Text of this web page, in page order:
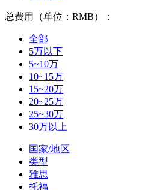
总费用（单位：RMB）：
全部
5万以下
5~10万
10~15万
15~20万
20~25万
25~30万
30万以上
国家/地区
类型
雅思
托福